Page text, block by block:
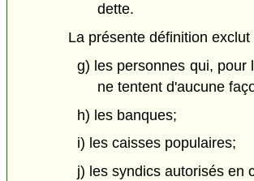
dette.
La présente définition exclut
g) les personnes qui, pour
ne tentent d'aucune
h) les banques;
i) les caisses populaires;
j) les syndics autorisés en